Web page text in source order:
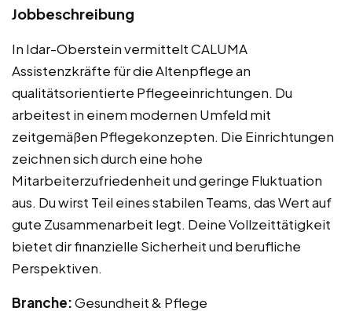
Jobbeschreibung
In Idar-Oberstein vermittelt CALUMA
Assistenzkräfte für die Altenpflege an
qualitätsorientierte Pflegeeinrichtungen. Du
arbeitest in einem modernen Umfeld mit
zeitgemäßen Pflegekonzepten. Die Einrichtungen
zeichnen sich durch eine hohe
Mitarbeiterzufriedenheit und geringe Fluktuation
aus. Du wirst Teil eines stabilen Teams, das Wert auf
gute Zusammenarbeit legt. Deine Vollzeittätigkeit
bietet dir finanzielle Sicherheit und berufliche
Perspektiven.
Branche:Gesundheit & Pflege